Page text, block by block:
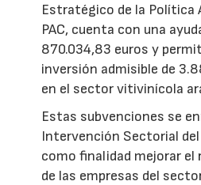
Estratégico de la Política
PAC, cuenta con una
870.034,83 euros y
inversión admisible de
en el sector vitivinícola
Estas subvenciones se
Intervención Sectorial
como finalidad mejorar el
de las empresas del